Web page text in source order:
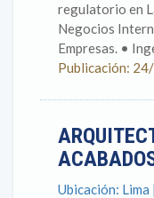
regulatorio en
Negocios
Empresas. •
Publicación:
Ubicación: